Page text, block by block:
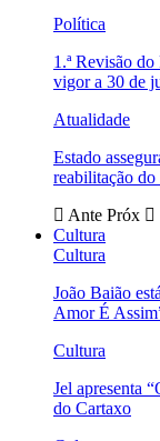
Política
1.ª Revisão
vigor a 30 de
Atualidade
Estado
reabilitação
Ante Próx
Cultura
Cultura
João Baião
Amor É
Cultura
Jel apresenta
do Cartaxo